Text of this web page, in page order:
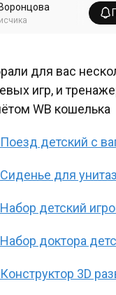
для вас
игр, и
WB кошелька
Поезд детский с
Сиденье для
Набор детский
Набор доктора
Конструктор 3D